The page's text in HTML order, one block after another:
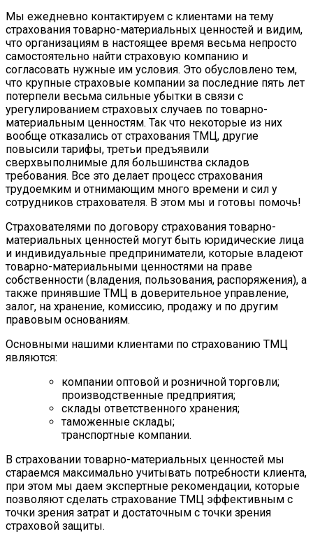
Мы ежедневно контактируем с клиентами на тему
страхования товарно-материальных ценностей и видим,
что организациям в настоящее время весьма непросто
самостоятельно найти страховую компанию и
согласовать нужные им условия. Это обусловлено тем,
что крупные страховые компании за последние пять лет
потерпели весьма сильные убытки в связи с
урегулированием страховых случаев по товарно-
материальным ценностям. Так что некоторые из них
вообще отказались от страхования ТМЦ, другие
повысили тарифы, третьи предъявили
сверхвыполнимые для большинства складов
требования. Все это делает процесс страхования
трудоемким и отнимающим много времени и сил у
сотрудников страхователя. В этом мы и готовы помочь!
Страхователями по договору страхования товарно-
материальных ценностей могут быть юридические лица
и индивидуальные предприниматели, которые владеют
товарно-материальными ценностями на праве
собственности (владения, пользования, распоряжения), а
также принявшие ТМЦ в доверительное управление,
залог, на хранение, комиссию, продажу и по другим
правовым основаниям.
Основными нашими клиентами по страхованию ТМЦ
являются:
компании оптовой и розничной торговли;
производственные предприятия;
склады ответственного хранения;
таможенные склады;
транспортные компании.
В страховании товарно-материальных ценностей мы
стараемся максимально учитывать потребности клиента,
при этом мы даем экспертные рекомендации, которые
позволяют сделать страхование ТМЦ эффективным с
точки зрения затрат и достаточным с точки зрения
страховой защиты.